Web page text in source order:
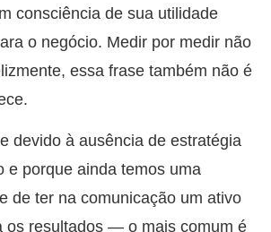
consciência de sua utilidade
o negócio. Medir por medir não
essa frase também não é
devido à ausência de estratégia
e porque ainda temos uma
de ter na comunicação um ativo
os resultados — o mais comum é